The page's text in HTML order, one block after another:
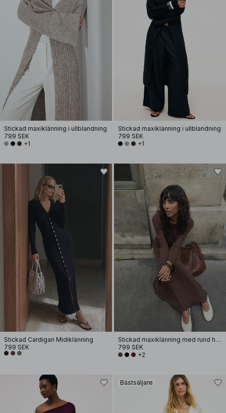
Stickad maxiklänning i ullblandning
799 SEK
+1
Stickad maxiklänning i ullblandning
799 SEK
+1
Stickad Cardigan Midiklänning
799 SEK
Stickad maxiklänning med rund halsringning och volang
799 SEK
+2
Bästsäljare